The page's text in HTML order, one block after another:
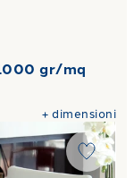
gr/mq
+dimensioni
di cotone Oliva